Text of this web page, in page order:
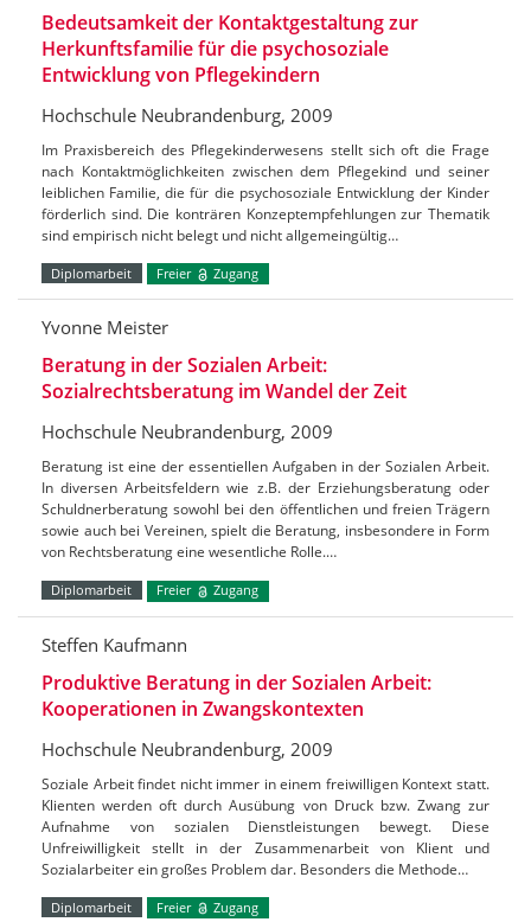
Bedeutsamkeit der Kontaktgestaltung zur
Herkunftsfamilie für die psychosoziale
Entwicklung von Pflegekindern
Hochschule Neubrandenburg, 2009
Im Praxisbereich des Pflegekinderwesens stellt sich oft die Frage
nach Kontaktmöglichkeiten zwischen dem Pflegekind und seiner
leiblichen Familie, die für die psychosoziale Entwicklung der Kinder
förderlich sind. Die konträren Konzeptempfehlungen zur Thematik
sind empirisch nicht belegt und nicht allgemeingültig…
Diplomarbeit Freier Zugang
Yvonne Meister
Beratung in der Sozialen Arbeit:
Sozialrechtsberatung im Wandel der Zeit
Hochschule Neubrandenburg, 2009
Beratung ist eine der essentiellen Aufgaben in der Sozialen Arbeit.
In diversen Arbeitsfeldern wie z.B. der Erziehungsberatung oder
Schuldnerberatung sowohl bei den öffentlichen und freien Trägern
sowie auch bei Vereinen, spielt die Beratung, insbesondere in Form
von Rechtsberatung eine wesentliche Rolle.…
Diplomarbeit Freier Zugang
Steffen Kaufmann
Produktive Beratung in der Sozialen Arbeit:
Kooperationen in Zwangskontexten
Hochschule Neubrandenburg, 2009
Soziale Arbeit findet nicht immer in einem freiwilligen Kontext statt.
Klienten werden oft durch Ausübung von Druck bzw. Zwang zur
Aufnahme von sozialen Dienstleistungen bewegt. Diese
Unfreiwilligkeit stellt in der Zusammenarbeit von Klient und
Sozialarbeiter ein großes Problem dar. Besonders die Methode…
Diplomarbeit Freier Zugang